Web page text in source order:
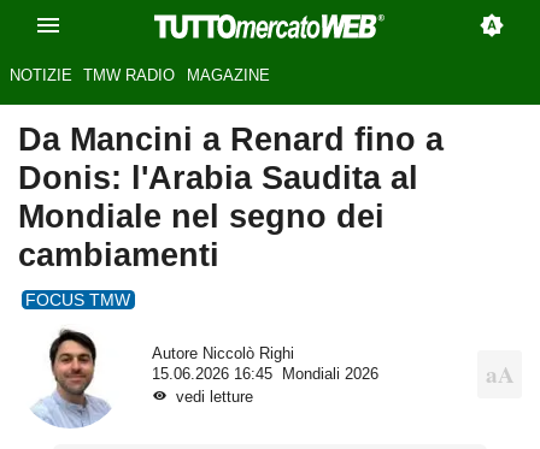
NOTIZIE TMW RADIO MAGAZINE
Da Mancini a Renard fino a
Donis: l'Arabia Saudita al
Mondiale nel segno dei
cambiamenti
FOCUS TMW
Autore Niccolò Righi
15.06.2026 16:45
Mondiali 2026
vedi letture